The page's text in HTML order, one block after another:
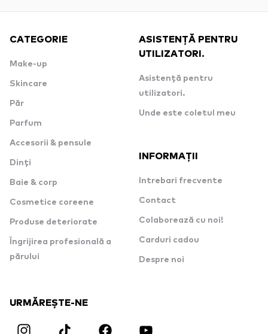
CATEGORIE
Make-up
Skincare
Păr
Parfum
Accesorii & pensule
Dinți
Baie & corp
Cosmetice coreene
Produse deteriorate
Îngrijirea profesională a
părului
ASISTENȚĂ PENTRU
UTILIZATORI.
Asistență pentru
utilizatori.
Unde este coletul meu
INFORMAȚII
Intrebari frecvente
Contact
Colaborează cu noi!
Carduri cadou
Despre noi
URMĂREȘTE-NE